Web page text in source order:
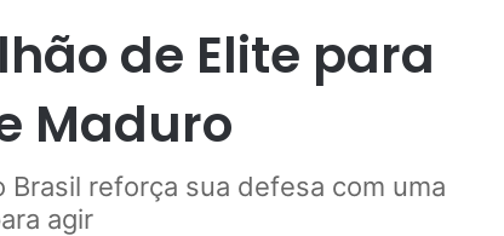
de Elite para
Maduro
reforça sua defesa com uma
agir